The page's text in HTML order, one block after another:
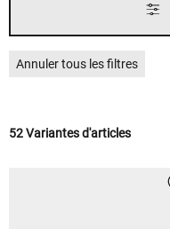
Annuler tous les filtres
52 Variantes d'articles